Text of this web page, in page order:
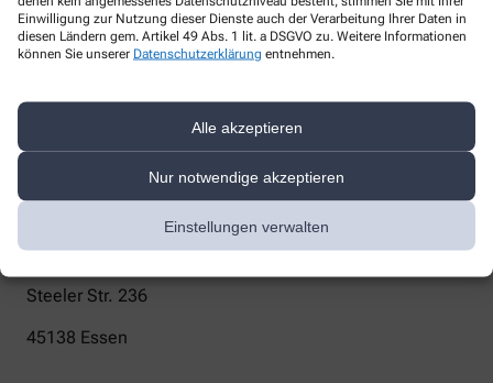
Einwilligung zur Nutzung dieser Dienste auch der Verarbeitung Ihrer Daten in
diesen Ländern gem. Artikel 49 Abs. 1 lit. a DSGVO zu. Weitere Informationen
können Sie unserer Datenschutzerklärung entnehmen.
Alle akzeptieren
Nur notwendige akzeptieren
Einstellungen verwalten
info@schwanenbusch-apotheke.de
Post
Dr. Jan Olgemöller
Steeler Str. 236
45138 Essen